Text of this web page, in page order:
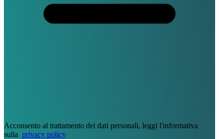
Acconsento al trattamento dei dati personali, leggi l'informativa
sulla privacy policy